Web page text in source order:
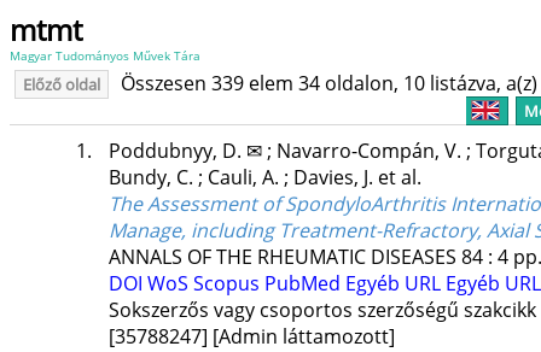
mtmt
Magyar Tudományos Művek Tára
Előző oldal Összesen 339 elem 34 oldalon, 10 listázva,
1. Poddubnyy, D. ✉; Navarro-Compán, V. ;
Bundy, C. ; Cauli, A. ; Davies, J. et al.
The Assessment of SpondyloArthritis
Manage, including Treatment-Refractory,
ANNALS OF THE RHEUMATIC DISEASES 84: 4
DOI WoS Scopus PubMed Egyéb URL Egyéb URL
Sokszerzős vagy csoportos szerzőségű
[35788247] [Admin láttamozott]